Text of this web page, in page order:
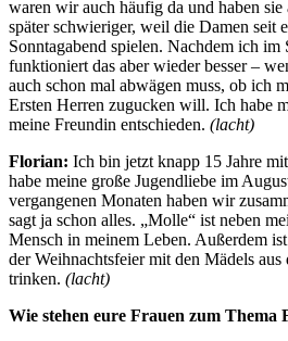
waren wir auch häufig da und haben
später schwieriger, weil die Damen seit
Sonntagabend spielen. Nachdem ich im
funktioniert das aber wieder besser –
auch schon mal abwägen muss, ob ich
Ersten Herren zugucken will. Ich habe
meine Freundin entschieden. (lacht)
Florian: Ich bin jetzt knapp 15 Jahre
habe meine große Jugendliebe im
vergangenen Monaten haben wir
sagt ja schon alles. „Molle“ ist neben
Mensch in meinem Leben. Außerdem
der Weihnachtsfeier mit den Mädels aus
trinken. (lacht)
Wie stehen eure Frauen zum Thema